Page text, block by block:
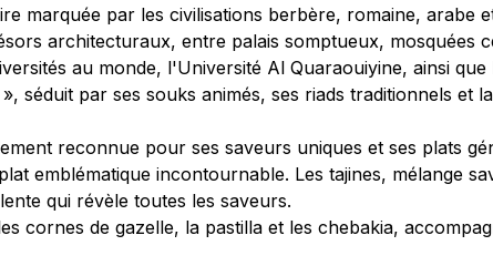
marquée par les civilisations berbère, romaine, arabe
architecturaux, entre palais somptueux, mosquées
au monde, l'Université Al Quaraouiyine, ainsi
séduit par ses souks animés, ses riads traditionnels
reconnue pour ses saveurs uniques et ses plats
emblématique incontournable. Les tajines, mélange
qui révèle toutes les saveurs.
cornes de gazelle, la pastilla et les chebakia,